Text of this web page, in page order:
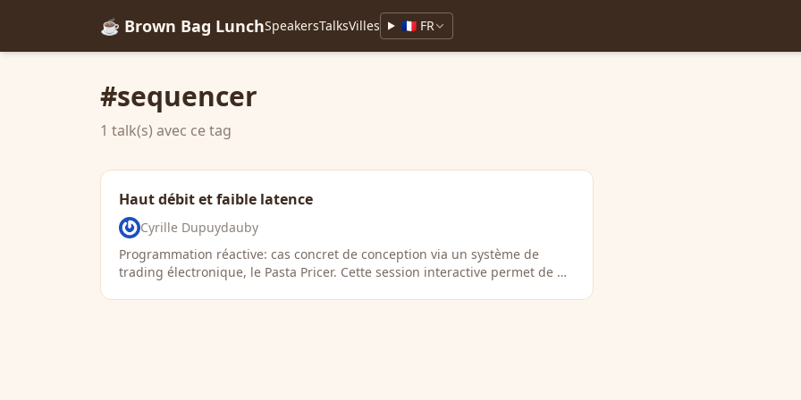
☕ Brown Bag LunchSpeakersTalksVilles 🇫🇷 FR
#sequencer
1 talk(s) avec ce tag
Haut débit et faible latence
Cyrille Dupuydauby
Programmation réactive: cas concret de conception via un système de
trading électronique, le Pasta Pricer. Cette session interactive permet de …